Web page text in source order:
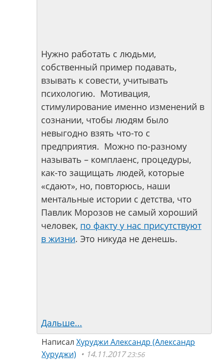
Нужно работать с людьми,
собственный пример подавать,
взывать к совести, учитывать
психологию. Мотивация,
стимулирование именно изменений в
сознании, чтобы людям было
невыгодно взять что-то с
предприятия. Можно по-разному
называть – комплаенс, процедуры,
как-то защищать людей, которые
«сдают», но, повторюсь, наши
ментальные истории с детства, что
Павлик Морозов не самый хороший
человек, по факту у нас присутствуют
в жизни. Это никуда не денешь.
Дальше...
Написал Хуруджи Александр (Александр
Хуруджи)
14.11.201723:56